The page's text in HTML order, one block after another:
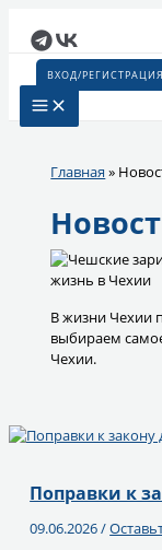
содержимому
ВХОД/РЕГИСТРАЦИЯ
Главная »
В жизни Чехии
выбираем
Чехии.
Поправки к
09.06.2026/